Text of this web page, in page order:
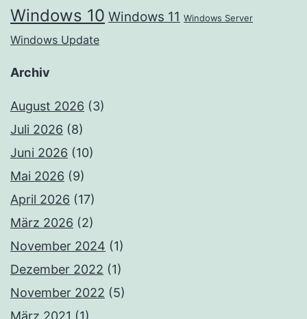
Windows 10 Windows 11 Windows Server
Windows Update
Archiv
August 2026 (3)
Juli 2026 (8)
Juni 2026 (10)
Mai 2026 (9)
April 2026 (17)
März 2026 (2)
November 2024 (1)
Dezember 2022 (1)
November 2022 (5)